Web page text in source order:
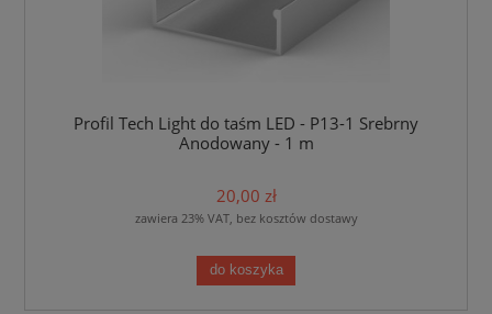
Profil Tech Light do taśm LED - P13-1 Srebrny
Anodowany - 1 m
20,00 zł
zawiera 23% VAT, bez kosztów dostawy
do koszyka